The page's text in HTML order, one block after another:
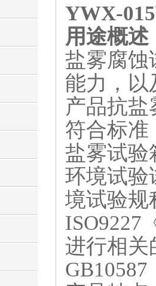
YWX-
用途概述
盐雾腐蚀
能力，以
产品抗
符合标准
盐雾试验
环境试验
境试验规
进行相关